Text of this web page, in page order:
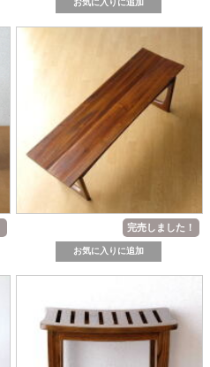
完売しました！